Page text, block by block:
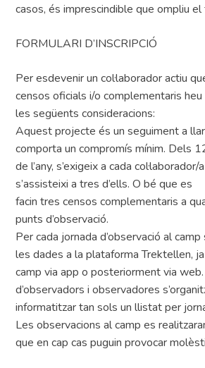
casos, és imprescindible que ompliu el
FORMULARI D’INSCRIPCIÓ
Per esdevenir un col·laborador actiu
censos oficials i/o complementaris
les següents consideracions:
Aquest projecte és un seguiment a
comporta un compromís mínim. Dels
de l’any, s’exigeix a cada col·laborador/
s’assisteixi a tres d’ells. O bé que es
facin tres censos complementaris a
punts d’observació.
Per cada jornada d’observació al camp
les dades a la plataforma Trektellen,
camp via app o posteriorment via
d’observadors i observadores
informatitzar tan sols un llistat per
Les observacions al camp es
que en cap cas puguin provocar